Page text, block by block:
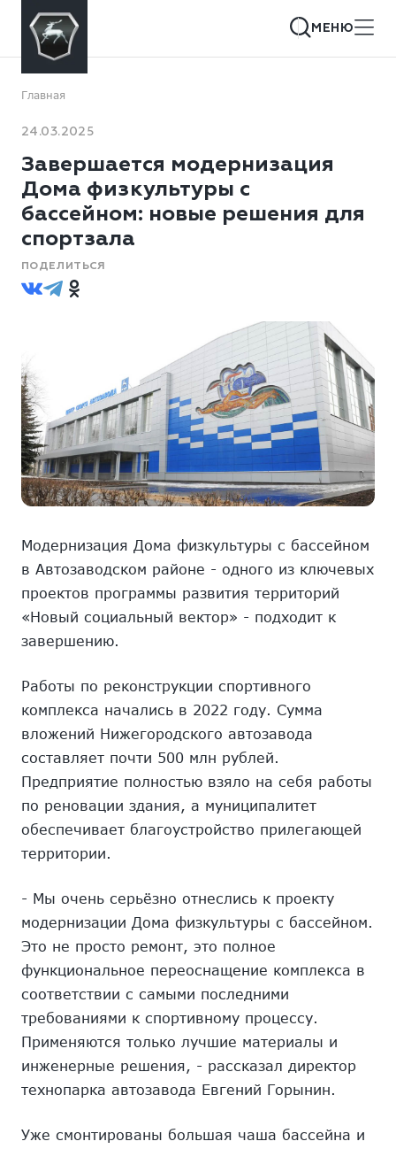
МЕНЮ
Главная
24.03.2025
Завершается модернизация
Дома физкультуры с
бассейном: новые решения для
спортзала
ПОДЕЛИТЬСЯ
Модернизация Дома физкультуры с бассейном
в Автозаводском районе - одного из ключевых
проектов программы развития территорий
«Новый социальный вектор» - подходит к
завершению.
Работы по реконструкции спортивного
комплекса начались в 2022 году. Сумма
вложений Нижегородского автозавода
составляет почти 500 млн рублей.
Предприятие полностью взяло на себя работы
по реновации здания, а муниципалитет
обеспечивает благоустройство прилегающей
территории.
- Мы очень серьёзно отнеслись к проекту
модернизации Дома физкультуры с бассейном.
Это не просто ремонт, это полное
функциональное переоснащение комплекса в
соответствии с самыми последними
требованиями к спортивному процессу.
Применяются только лучшие материалы и
инженерные решения, - рассказал директор
технопарка автозавода Евгений Горынин.
Уже смонтированы большая чаша бассейна и